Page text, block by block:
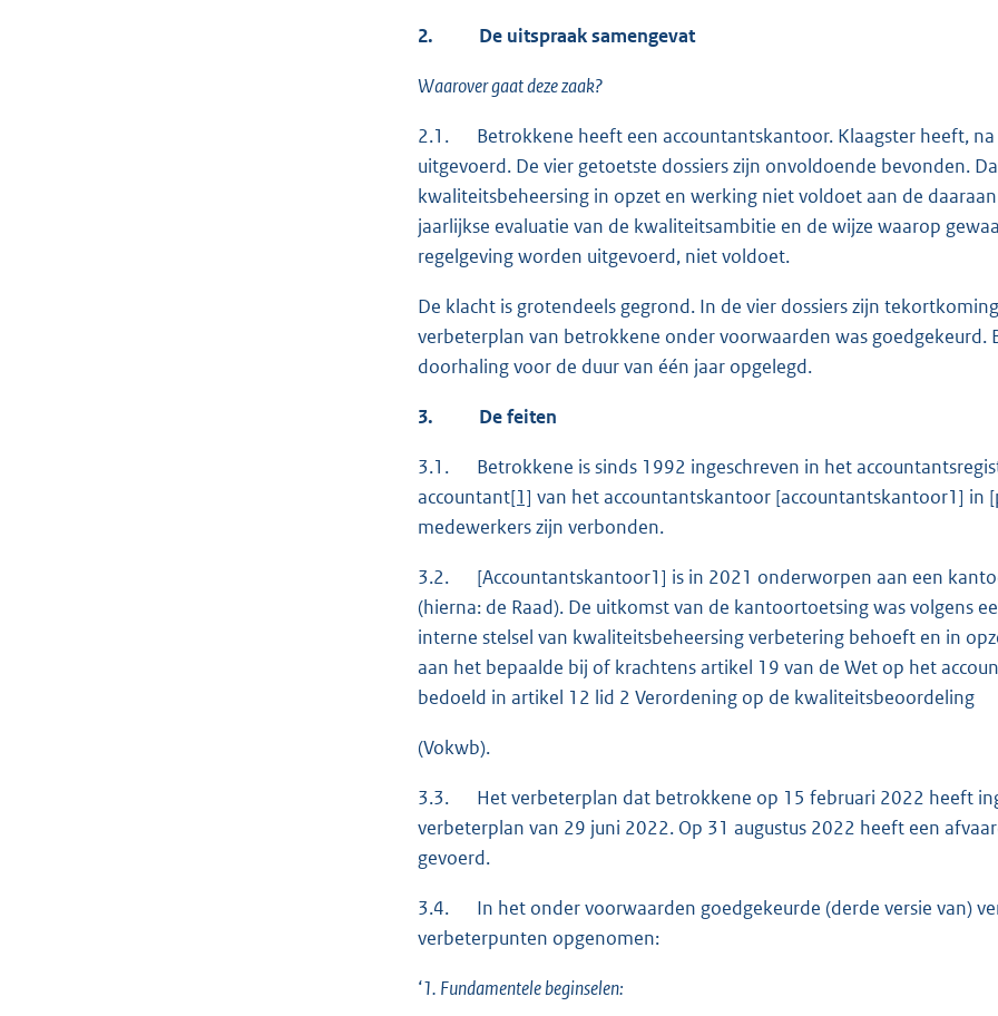
2. De uitspraak samengevat
Waarover gaat deze zaak?
2.1. Betrokkene heeft een accountantskantoor. Klaagster heeft,
uitgevoerd. De vier getoetste dossiers zijn onvoldoende bevonden.
kwaliteitsbeheersing in opzet en werking niet voldoet aan de
jaarlijkse evaluatie van de kwaliteitsambitie en de wijze waarop
regelgeving worden uitgevoerd, niet voldoet.
De klacht is grotendeels gegrond. In de vier dossiers zijn
verbeterplan van betrokkene onder voorwaarden was
doorhaling voor de duur van één jaar opgelegd.
3. De feiten
3.1. Betrokkene is sinds 1992 ingeschreven in het
accountant[1] van het accountantskantoor [accountantskantoor1] in
medewerkers zijn verbonden.
3.2. [Accountantskantoor1] is in 2021 onderworpen aan een
(hierna: de Raad). De uitkomst van de kantoortoetsing was volgens
interne stelsel van kwaliteitsbeheersing verbetering behoeft en in
aan het bepaalde bij of krachtens artikel 19 van de Wet op het
bedoeld in artikel 12 lid 2 Verordening op de kwaliteitsbeoordeling
(Vokwb).
3.3. Het verbeterplan dat betrokkene op 15 februari 2022 heeft
verbeterplan van 29 juni 2022. Op 31 augustus 2022 heeft een
gevoerd.
3.4. In het onder voorwaarden goedgekeurde (derde versie van)
verbeterpunten opgenomen:
‘1. Fundamentele beginselen: